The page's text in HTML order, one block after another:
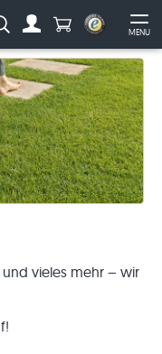
MENU
Anzahl
und vieles mehr – wir